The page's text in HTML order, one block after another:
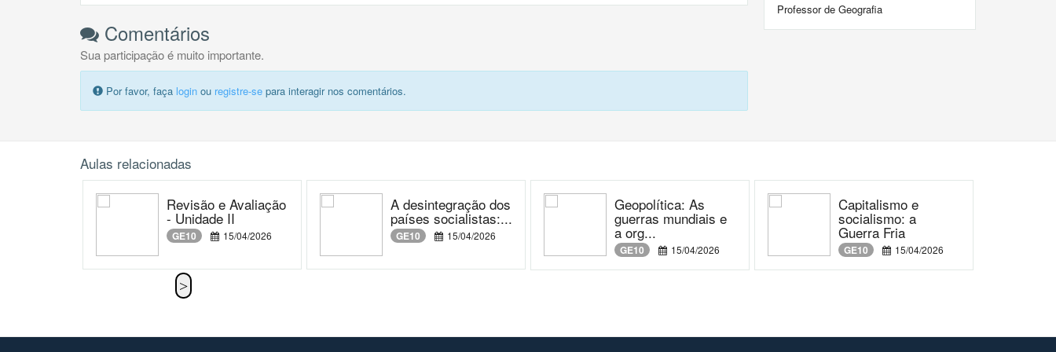
Comentários
Sua participação é muito importante.
Por favor, faça login ou registre-se para interagir nos comentários.
Professor de Geografia
Aulas relacionadas
Revisão e Avaliação
- Unidade II
GE10 15/04/2026
A desintegração dos
países socialistas:...
GE10 15/04/2026
Geopolítica: As
guerras mundiais e
a org...
GE10 15/04/2026
Capitalismo e
socialismo: a
Guerra Fria
GE10 15/04/2026